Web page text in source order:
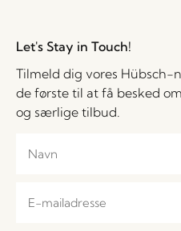
Let's Stay in Touch!
Tilmeld dig vores
de første til at få besked
og særlige tilbud.